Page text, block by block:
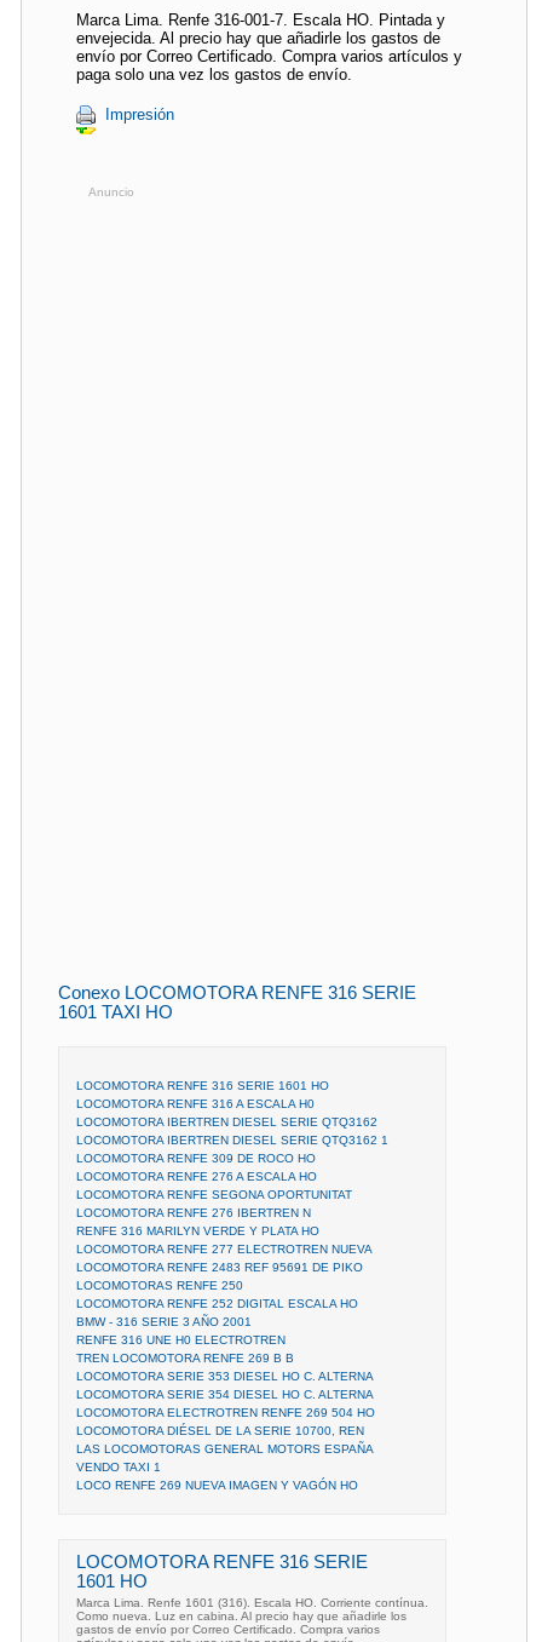
Marca Lima. Renfe 316-001-7. Escala HO. Pintada y
envejecida. Al precio hay que añadirle los gastos de
envío por Correo Certificado. Compra varios artículos y
paga solo una vez los gastos de envío.
Impresión
Anuncio
Conexo LOCOMOTORA RENFE 316 SERIE
1601 TAXI HO
LOCOMOTORA RENFE 316 SERIE 1601 HO
LOCOMOTORA RENFE 316 A ESCALA H0
LOCOMOTORA IBERTREN DIESEL SERIE QTQ3162
LOCOMOTORA IBERTREN DIESEL SERIE QTQ3162 1
LOCOMOTORA RENFE 309 DE ROCO HO
LOCOMOTORA RENFE 276 A ESCALA HO
LOCOMOTORA RENFE SEGONA OPORTUNITAT
LOCOMOTORA RENFE 276 IBERTREN N
RENFE 316 MARILYN VERDE Y PLATA HO
LOCOMOTORA RENFE 277 ELECTROTREN NUEVA
LOCOMOTORA RENFE 2483 REF 95691 DE PIKO
LOCOMOTORAS RENFE 250
LOCOMOTORA RENFE 252 DIGITAL ESCALA HO
BMW - 316 SERIE 3 AÑO 2001
RENFE 316 UNE H0 ELECTROTREN
TREN LOCOMOTORA RENFE 269 B B
LOCOMOTORA SERIE 353 DIESEL HO C. ALTERNA
LOCOMOTORA SERIE 354 DIESEL HO C. ALTERNA
LOCOMOTORA ELECTROTREN RENFE 269 504 HO
LOCOMOTORA DIÉSEL DE LA SERIE 10700, REN
LAS LOCOMOTORAS GENERAL MOTORS ESPAÑA
VENDO TAXI 1
LOCO RENFE 269 NUEVA IMAGEN Y VAGÓN HO
LOCOMOTORA RENFE 316 SERIE
1601 HO
Marca Lima. Renfe 1601 (316). Escala HO. Corriente contínua.
Como nueva. Luz en cabina. Al precio hay que añadirle los
gastos de envío por Correo Certificado. Compra varios